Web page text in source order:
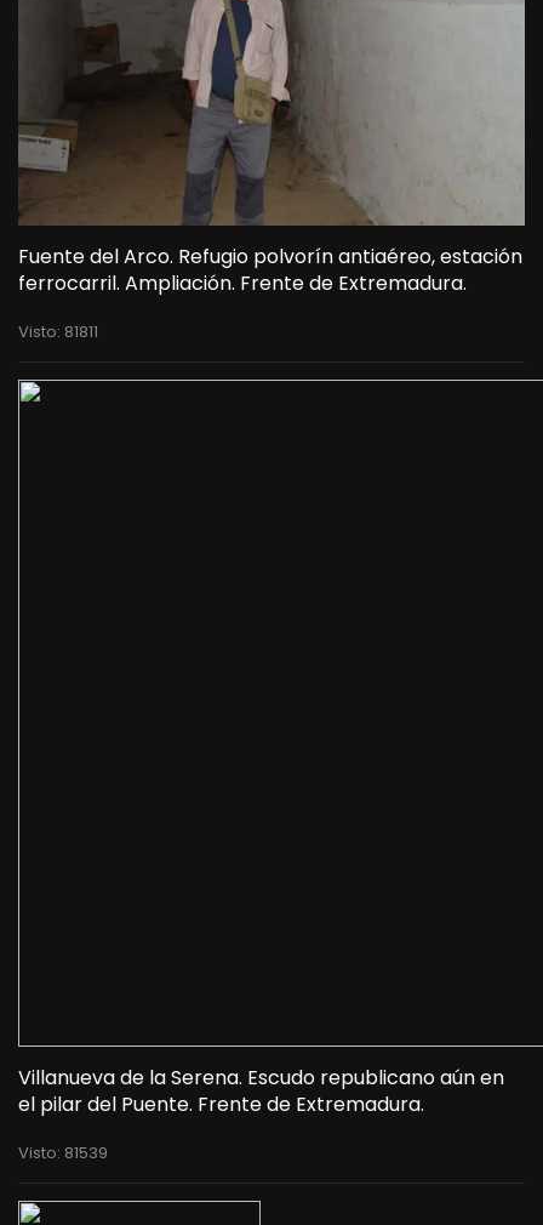
Fuente del Arco. Refugio polvorín antiaéreo, estación
ferrocarril. Ampliación. Frente de Extremadura.
Visto: 81811
Villanueva de la Serena. Escudo republicano aún en
el pilar del Puente. Frente de Extremadura.
Visto: 81539